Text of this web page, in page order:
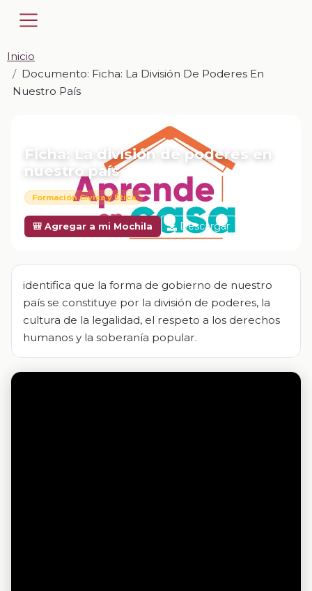
Inicio
Documento: Ficha: La División De Poderes En
Nuestro País
Ficha: La división de poderes en
nuestro país
Formación Cívica y Ética
🎒 Agregar a mi Mochila Descargar
identifica que la forma de gobierno de nuestro
país se constituye por la división de poderes, la
cultura de la legalidad, el respeto a los derechos
humanos y la soberanía popular.